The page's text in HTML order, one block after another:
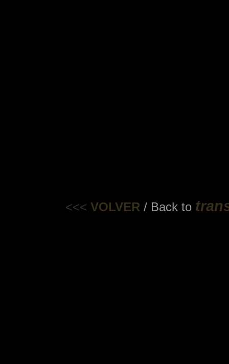
<<< VOLVER / Back to